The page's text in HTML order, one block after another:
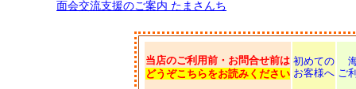
面会交流支援のご案内 たまさんち
当店のご利用前・お問合せ前は
どうぞこちらをお読みください
初めての
お客様へ ご